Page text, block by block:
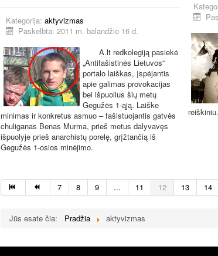
Kategorija: aktyvizmas
Paskelbta: 2011 m. balandžio 16 d.
A.lt redkolegiją pasiekė
„Antifašistinės Lietuvos“
portalo laiškas, įspėjantis
apie galimas provokacijas
bei išpuolius šių metų
Gegužės 1-ąją. Laiške
minimas ir konkretus asmuo – fašistuojantis gatvės
chuliganas Benas Murma, prieš metus dalyvavęs
išpuolyje prieš anarchistų porelę, grįžtančią iš
Gegužės 1-osios minėjimo.
reiškiniu.
7
8 9 ... 11 12 13 14
Jūs esate čia: Pradžia aktyvizmas